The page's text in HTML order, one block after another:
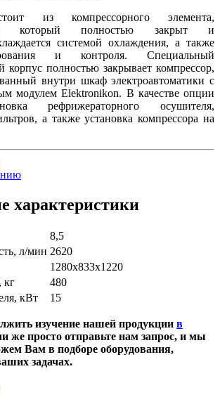
из компрессорного элемента,
который полностью закрыт и
системой охлаждения, а также
и контроля. Специальный
корпус полностью закрывает компрессор,
внутри шкаф электроавтоматики с
модулем Elektronikon. В качестве опции
рефрижераторного осушителя,
а также установка компрессора на
характеристики
8,5
л/мин 2620
1280х833х1220
кг
480
кВт
15
изучение нашей продукции в
же просто отправьте нам запрос, и мы
Вам в подборе оборудования,
задачах.